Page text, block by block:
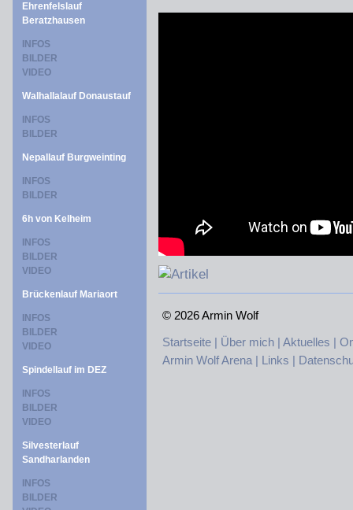
Ehrenfelslauf
Beratzhausen
INFOS
BILDER
VIDEO
Walhallalauf Donaustauf
INFOS
BILDER
Nepallauf Burgweinting
INFOS
BILDER
6h von Kelheim
INFOS
BILDER
VIDEO
Brückenlauf Mariaort
INFOS
BILDER
VIDEO
Spindellauf im DEZ
INFOS
BILDER
VIDEO
Silvesterlauf
Sandharlanden
INFOS
BILDER
© 2026 Armin Wolf
Startseite | Über mich | Aktuelles |
Armin Wolf Arena | Links |